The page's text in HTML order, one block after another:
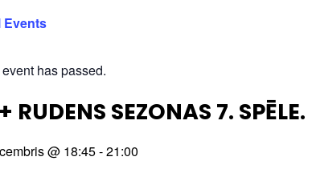
Events
has passed.
RUDENS SEZONAS 7. SPĒLE.
@ 18:45-21:00